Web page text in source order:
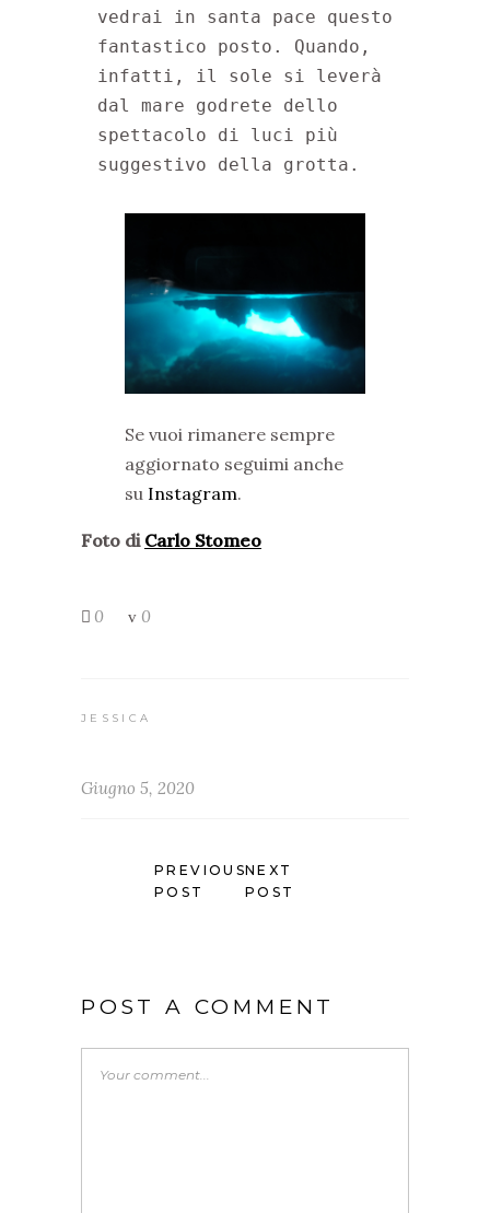
vedrai in santa pace questo
fantastico posto. Quando,
infatti, il sole si leverà
dal mare godrete dello
spettacolo di luci più
suggestivo della grotta.
Se vuoi rimanere sempre
aggiornato seguimi anche
su Instagram.
Foto di Carlo Stomeo
0 0
JESSICA
Giugno 5, 2020
PREVIOUS
POST
NEXT
POST
POST A COMMENT